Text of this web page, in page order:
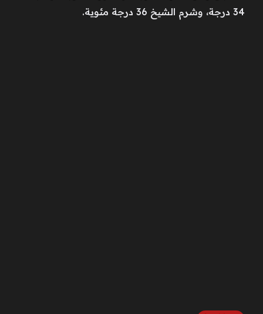
34 درجة، وشرم الشيخ 36 درجة مئوية.